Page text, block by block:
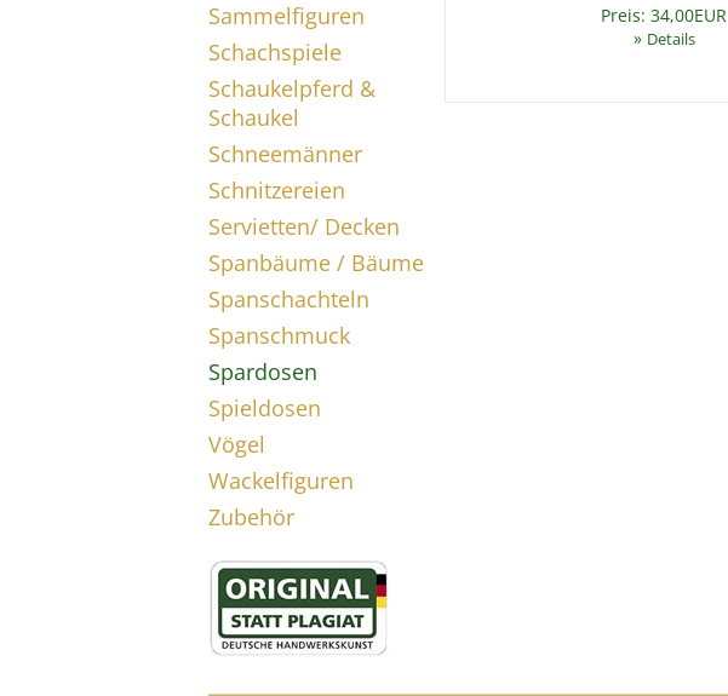
Sammelfiguren
Schachspiele
Schaukelpferd &
Schaukel
Schneemänner
Schnitzereien
Servietten/ Decken
Spanbäume / Bäume
Spanschachteln
Spanschmuck
Spardosen
Spieldosen
Vögel
Wackelfiguren
Zubehör
Preis: 34,00EUR
» Details